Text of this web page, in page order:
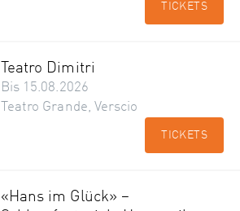
TICKETS
Teatro Dimitri
Bis 15.08.2026
Teatro Grande, Verscio
TICKETS
«Hans im Glück» –